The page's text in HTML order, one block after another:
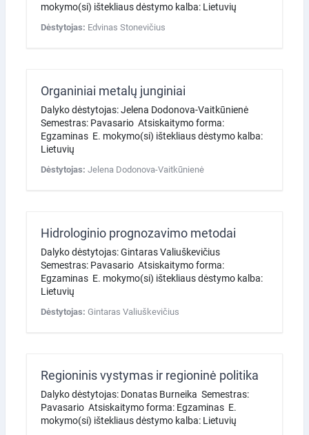
mokymo(si) ištekliaus dėstymo kalba: Lietuvių
Dėstytojas: Edvinas Stonevičius
Organiniai metalų junginiai
Dalyko dėstytojas: Jelena Dodonova-Vaitkūnienė
Semestras: Pavasario Atsiskaitymo forma:
Egzaminas E. mokymo(si) ištekliaus dėstymo kalba:
Lietuvių
Dėstytojas: Jelena Dodonova-Vaitkūnienė
Hidrologinio prognozavimo metodai
Dalyko dėstytojas: Gintaras Valiuškevičius
Semestras: Pavasario Atsiskaitymo forma:
Egzaminas E. mokymo(si) ištekliaus dėstymo kalba:
Lietuvių
Dėstytojas: Gintaras Valiuškevičius
Regioninis vystymas ir regioninė politika
Dalyko dėstytojas: Donatas Burneika Semestras:
Pavasario Atsiskaitymo forma: Egzaminas E.
mokymo(si) ištekliaus dėstymo kalba: Lietuvių